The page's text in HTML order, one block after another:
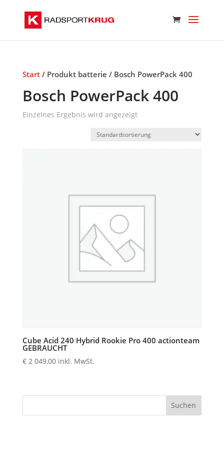
Start/ Produkt batterie / Bosch PowerPack 400
Bosch PowerPack 400
Einzelnes Ergebnis wird angezeigt
Cube Acid 240 Hybrid Rookie Pro 400 actionteam
GEBRAUCHT
€2 049,00 inkl. MwSt.
Suchen